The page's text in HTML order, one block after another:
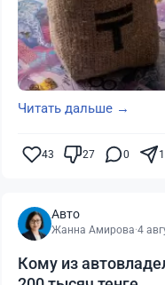
Читать дальше →
43 27 0
Авто
Жанна Амирова·4
Кому из